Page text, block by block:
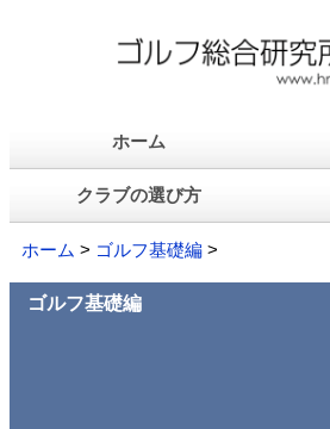
ホーム
クラブの選び方
ホーム > ゴルフ基礎編 >
ゴルフ基礎編